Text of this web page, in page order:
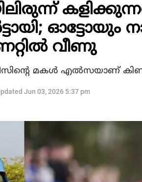
ഓട്ടോയും
വീണു
മകള്‍ എല്‍സയാണ്
Jun 03, 2026 5:37 pm